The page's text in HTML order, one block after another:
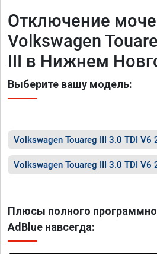
Отключение
Volkswagen
III в Нижнем
Выберите вашу модель:
Volkswagen Touareg III 3.0 TDI V6
Volkswagen Touareg III 3.0 TDI V6
Плюсы полного
AdBlue навсегда: